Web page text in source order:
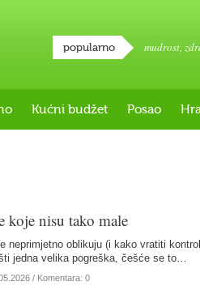
popularno mudrost,
Kućni budžet Posao
koje nisu tako male
neprimjetno oblikuju (i kako vratiti
jedna velika pogreška, češće se to…
/ Komentara: 0